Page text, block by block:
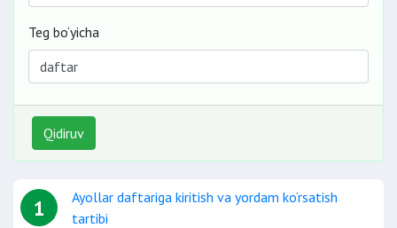
Teg bo‘yicha
Qidiruv
1
Ayollar daftariga kiritish va yordam ko‘rsatish
tartibi